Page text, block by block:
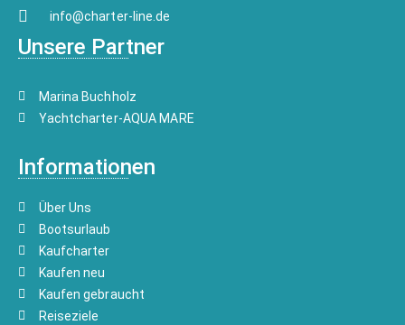
info@charter-line.de
Unsere Partner
Marina Buchholz
Yachtcharter-AQUA MARE
Informationen
Über Uns
Bootsurlaub
Kaufcharter
Kaufen neu
Kaufen gebraucht
Reiseziele